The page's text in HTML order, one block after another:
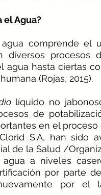
el Agua?
comprende el
diversos procesos
agua hasta ciertas
(Rojas, 2015).
líquido no
de
en el proceso
S.A, han sido
de la Salud /
a niveles
por parte
por el